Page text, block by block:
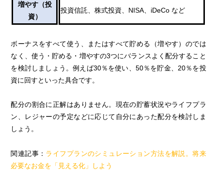
増やす（投
資）
投資信託、株式投資、NISA、iDeCo など
ボーナスをすべて使う、またはすべて貯める（増やす）のでは
なく、使う・貯める・増やすの3つにバランスよく配分すること
を検討しましょう。例えば30％を使い、50％を貯金、20％を投
資に回すといった具合です。
配分の割合に正解はありません。現在の貯蓄状況やライフプラ
ン、レジャーの予定などに応じて自分にあった配分を検討しま
しょう。
関連記事： ライフプランのシミュレーション方法を解説。将来
必要なお金を「見える化」しよう